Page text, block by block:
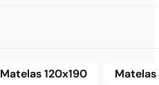
Matelas 120x190Matelas 120x190